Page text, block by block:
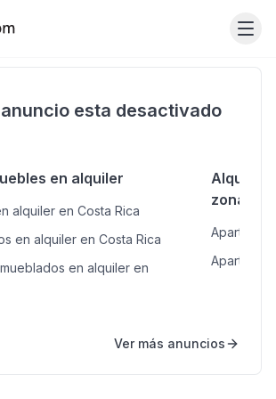
esta desactivado
en alquiler
alquiler en Costa Rica
en alquiler en Costa Rica
en alquiler en
Alquiler
zonas
Ver más anuncios